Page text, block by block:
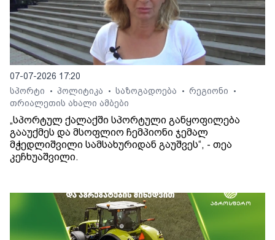
07-07-2026 17:20
სპორტი
• პოლიტიკა • საზოგადოება • რეგიონი •
თრიალეთის ახალი ამბები
„სპორტულ ქალაქში სპორტული განყოფილება
გააუქმეს და მსოფლიო ჩემპიონი ჯემალ
მჭედლიშვილი სამსახურიდან გაუშვეს“, - თეა
კეჩხუაშვილი.